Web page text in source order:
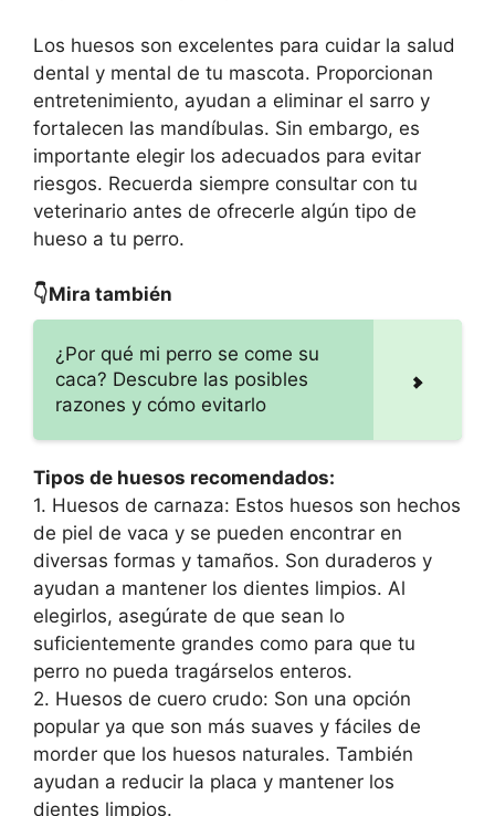
Los huesos son excelentes para cuidar la salud
dental y mental de tu mascota. Proporcionan
entretenimiento, ayudan a eliminar el sarro y
fortalecen las mandíbulas. Sin embargo, es
importante elegir los adecuados para evitar
riesgos. Recuerda siempre consultar con tu
veterinario antes de ofrecerle algún tipo de
hueso a tu perro.
👇Mira también
¿Por qué mi perro se come su
caca? Descubre las posibles
razones y cómo evitarlo
Tipos de huesos recomendados:
1. Huesos de carnaza: Estos huesos son hechos
de piel de vaca y se pueden encontrar en
diversas formas y tamaños. Son duraderos y
ayudan a mantener los dientes limpios. Al
elegirlos, asegúrate de que sean lo
suficientemente grandes como para que tu
perro no pueda tragárselos enteros.
2. Huesos de cuero crudo: Son una opción
popular ya que son más suaves y fáciles de
morder que los huesos naturales. También
ayudan a reducir la placa y mantener los
dientes limpios.